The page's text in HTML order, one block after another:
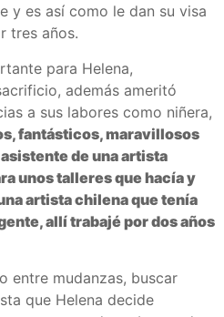
y es así como le dan su visa
tres años.
para Helena,
además ameritó
a sus labores como niñera,
fantásticos, maravillosos
de una artista
unos talleres que hacía y
artista chilena que tenía
allí trabajé por dos años
entre mudanzas, buscar
que Helena decide